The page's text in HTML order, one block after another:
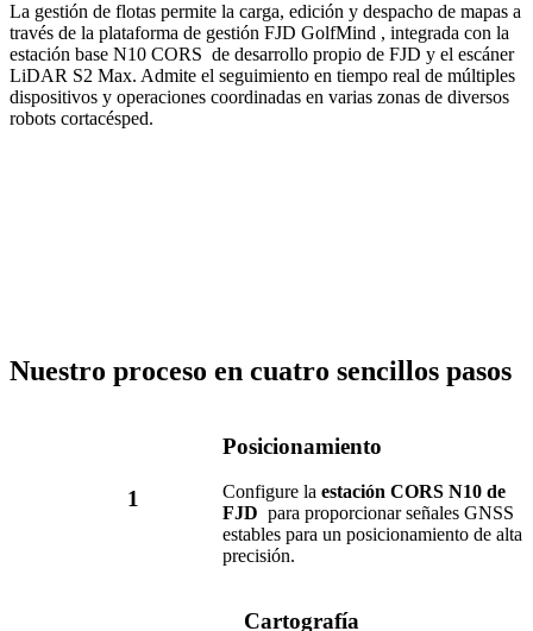
La gestión de flotas permite la carga, edición y despacho de mapas a
través de la plataforma de gestión FJD GolfMind , integrada con la
estación base N10 CORS de desarrollo propio de FJD y el escáner
LiDAR S2 Max. Admite el seguimiento en tiempo real de múltiples
dispositivos y operaciones coordinadas en varias zonas de diversos
robots cortacésped.
Nuestro proceso en cuatro sencillos pasos
1
Posicionamiento
Configure laestación CORS N10 de
FJD para proporcionar señales GNSS
estables para un posicionamiento de alta
precisión.
Cartografía